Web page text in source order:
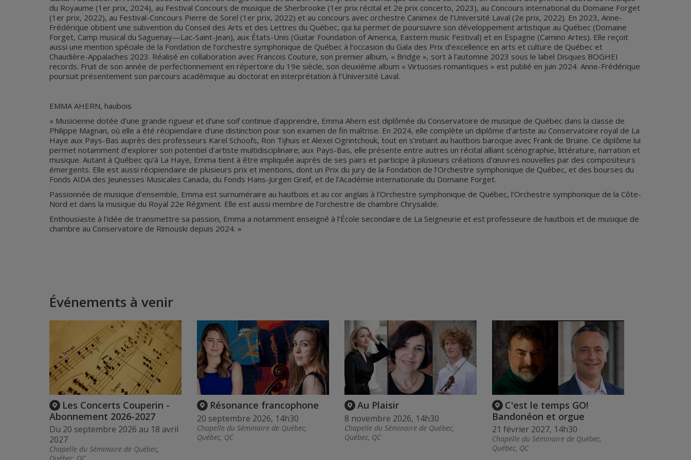
du Royaume (1er prix, 2024), au Festival Concours de musique de Sherbrooke (1er prix récital et 2e prix concerto, 2023), au Concours international du Domaine Forget
(1er prix, 2022), au Festival-Concours Pierre de Sorel (1er prix, 2022) et au concours avec orchestre Canimex de l’Université Laval (2e prix, 2022). En 2023, Anne-
Frédérique obtient une subvention du Conseil des Arts et des Lettres du Québec, qui lui permet de poursuivre son développement artistique au Québec (Domaine
Forget, Camp musical du Saguenay—Lac-Saint-Jean), aux États-Unis (Guitar Foundation of America, Eastern music Festival) et en Espagne (Camino Artes). Elle reçoit
aussi une mention spéciale de la Fondation de l’orchestre symphonique de Québec à l’occasion du Gala des Prix d’excellence en arts et culture de Québec et
Chaudière-Appalaches 2023. Réalisé en collaboration avec Francois Couture, son premier album, « Bridge », sort à l’automne 2023 sous le label Disques BOGHEI
records. Fruit de son année de perfectionnement en répertoire du 19e siècle, son deuxième album « Virtuoses romantiques » est publié en juin 2024. Anne-Frédérique
poursuit présentement son parcours académique au doctorat en interprétation à l’Université Laval.
EMMA AHERN, haubois
« Musicienne dotée d’une grande rigueur et d’une soif continue d’apprendre, Emma Ahern est diplômée du Conservatoire de musique de Québec dans la classe de
Philippe Magnan, où elle a été récipiendaire d’une distinction pour son examen de fin maîtrise. En 2024, elle complète un diplôme d’artiste au Conservatoire royal de La
Haye aux Pays-Bas auprès des professeurs Karel Schoofs, Ron Tijhuis et Alexei Ogrintchouk, tout en s’initiant au hautbois baroque avec Frank de Bruine. Ce diplôme lui
permet notamment d’explorer son potentiel d’artiste multidisciplinaire; aux Pays-Bas, elle présente entre autres un récital alliant scénographie, littérature, narration et
musique. Autant à Québec qu’à La Haye, Emma tient à être impliquée auprès de ses pairs et participe à plusieurs créations d'œuvres nouvelles par des compositeurs
émergents. Elle est aussi récipiendaire de plusieurs prix et mentions, dont un Prix du jury de la Fondation de l’Orchestre symphonique de Québec, et des bourses du
Fonds AIDA des Jeunesses Musicales Canada, du Fonds Hans-Jürgen Greif, et de l’Académie internationale du Domaine Forget.
Passionnée de musique d’ensemble, Emma est surnuméraire au hautbois et au cor anglais à l’Orchestre symphonique de Québec, l’Orchestre symphonique de la Côte-
Nord et dans la musique du Royal 22e Régiment. Elle est aussi membre de l’orchestre de chambre Chrysalide.
Enthousiaste à l’idée de transmettre sa passion, Emma a notamment enseigné à l’École secondaire de La Seigneurie et est professeure de hautbois et de musique de
chambre au Conservatoire de Rimouski depuis 2024. »
Événements à venir
Les Concerts Couperin -
Abonnement 2026-2027
Du 20 septembre 2026 au 18 avril
2027
Chapelle du Séminaire de Québec,
Résonance francophone
20 septembre 2026, 14h30
Chapelle du Séminaire de Québec,
Québec, QC
Au Plaisir
8 novembre 2026, 14h30
Chapelle du Séminaire de Québec,
Québec, QC
C'est le temps GO!
Bandonéon et orgue
21 février 2027, 14h30
Chapelle du Séminaire de Québec,
Québec, QC